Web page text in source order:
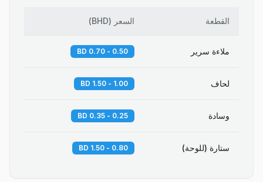
القطعة السعر (
BHD
)
ملاءة سرير 0.50 - 0.70 BD
لحاف 1.00 - 1.50 BD
وسادة 0.25 - 0.35 BD
ستارة (للوحة) 0.80 - 1.50 BD